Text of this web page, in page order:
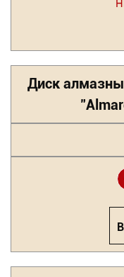
Диск